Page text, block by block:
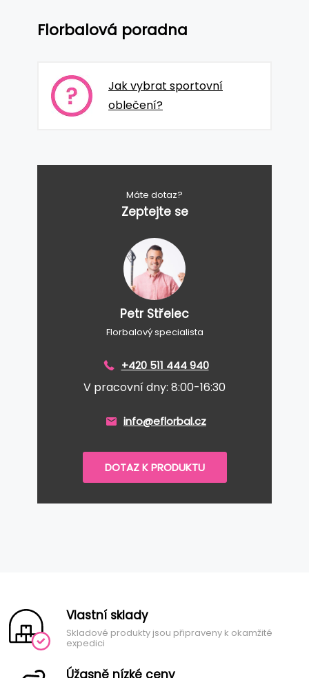
Florbalová poradna
Jak vybrat sportovní
oblečení?
Máte dotaz?
Zeptejte se
Petr Střelec
Florbalový specialista
+420 511 444 940
V pracovní dny: 8:00-16:30
info@eflorbal.cz
DOTAZ K PRODUKTU
Vlastní sklady
Skladové produkty jsou připraveny k okamžité
expedici